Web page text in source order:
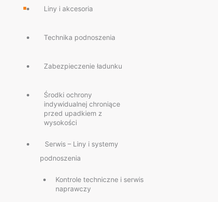
Liny i akcesoria
Technika podnoszenia
Zabezpieczenie ładunku
Środki ochrony
indywidualnej chroniące
przed upadkiem z
wysokości
Serwis – Liny i systemy
podnoszenia
Kontrole techniczne i serwis
naprawczy